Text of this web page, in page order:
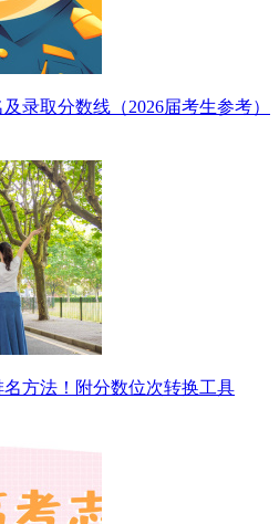
录取分数线（2026届考生参考）
方法！附分数位次转换工具